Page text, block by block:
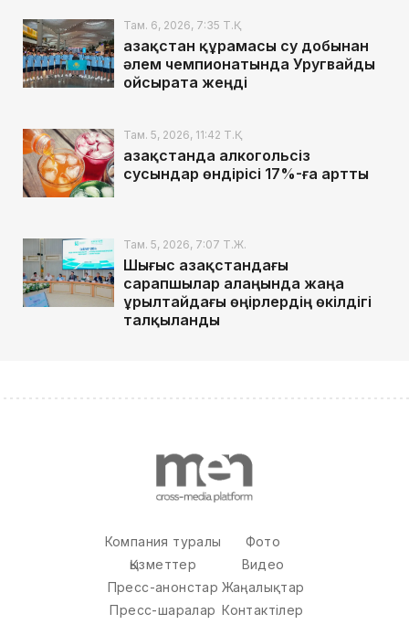
Там. 6, 2026, 7:35 Т.Қ.
Қазақстан құрамасы су добынан
әлем чемпионатында Уругвайды
ойсырата жеңді
Там. 5, 2026, 11:42 Т.Қ.
Қазақстанда алкогольсіз
сусындар өндірісі 17%-ға артты
Там. 5, 2026, 7:07 Т.Ж.
Шығыс Қазақстандағы
сарапшылар алаңында жаңа
Құрылтайдағы өңірлердің өкілдігі
талқыланды
Компания туралы
Қызметтер
Пресс-анонстар
Пресс-шаралар
Фото
Видео
Жаңалықтар
Контактілер